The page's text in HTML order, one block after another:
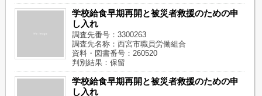
学校給食早期再開と被災者救援のための申
し入れ
調査先番号：3300263
調査先名称：西宮市職員労働組合
資料・図書番号：260520
判別結果：保留
学校給食早期再開と被災者救援のための申
し入れ